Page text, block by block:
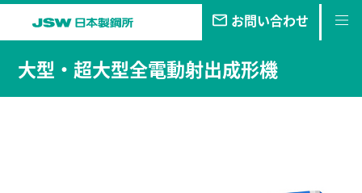
お問い合わせ
私たちの目指す未来
事業・製品
大型・超大型全電動射出成形機